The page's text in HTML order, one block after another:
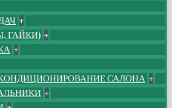
+
ГАЙКИ) +
+
САЛОНА +
+